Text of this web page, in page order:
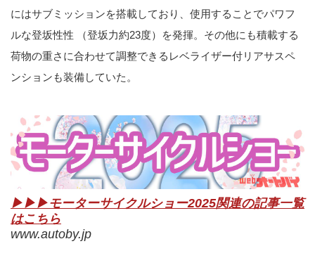
にはサブミッションを搭載しており、使用することでパワフ
ルな登坂性性 （登坂力約23度）を発揮。その他にも積載する
荷物の重さに合わせて調整できるレベライザー付リアサスペ
ンションも装備していた。
▶▶▶モーターサイクルショー2025関連の記事一覧
はこちら
www.autoby.jp